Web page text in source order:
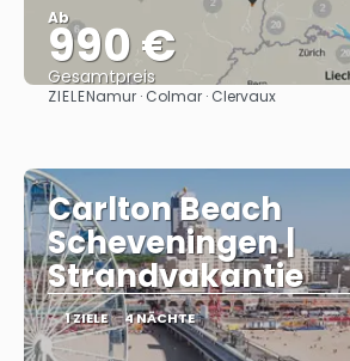
Ab
990 €
Gesamtpreis
Sehen
ZIELENamur · Colmar · Clervaux
Carlton Beach
Scheveningen |
Strandvakantie
1 ZIELE 4 NÄCHTE